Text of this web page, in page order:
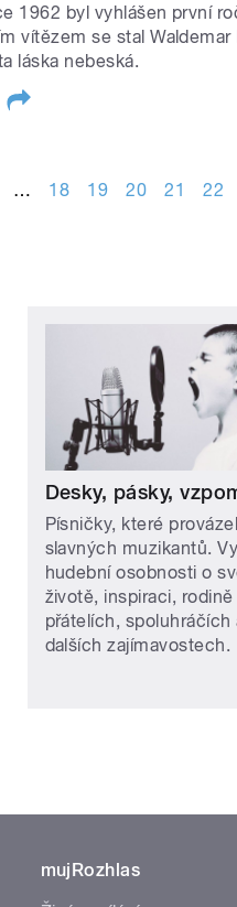
1962 byl vyhlášen první
vítězem se stal
láska nebeská.
… 18 19 20 21 22
Desky, pásky,
Písničky, které
slavných muzikantů.
hudební osobnosti o
životě, inspiraci, rodině
přátelích, spoluhráčích
dalších zajímavostech.
mujRozhlas